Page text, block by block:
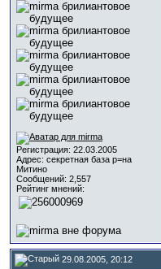
Регистрация: 22.03.2005
Адрес: секретная база р=на
Митино
Сообщений: 2,557
Рейтинг мнений:
29.08.2005, 20:12